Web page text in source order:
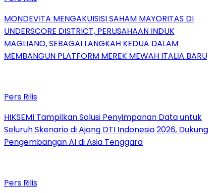
MONDEVITA MENGAKUISISI SAHAM MAYORITAS DI
UNDERSCORE DISTRICT, PERUSAHAAN INDUK
MAGLIANO, SEBAGAI LANGKAH KEDUA DALAM
MEMBANGUN PLATFORM MEREK MEWAH ITALIA BARU
Pers Rilis
HIKSEMI Tampilkan Solusi Penyimpanan Data untuk
Seluruh Skenario di Ajang DTI Indonesia 2026, Dukung
Pengembangan AI di Asia Tenggara
Pers Rilis